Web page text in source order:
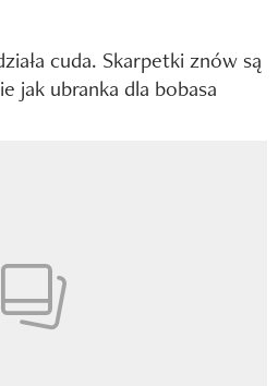
cuda. Skarpetki znów są
jak ubranka dla bobasa